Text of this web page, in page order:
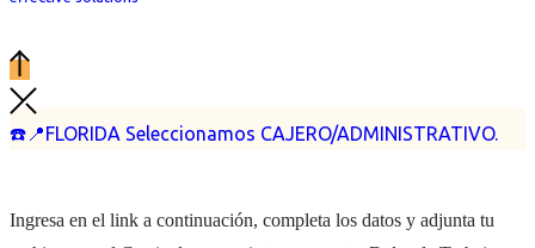
☎️📍FLORIDA Seleccionamos CAJERO/ADMINISTRATIVO.
Ingresa en el link a continuación, completa los datos y adjunta tu